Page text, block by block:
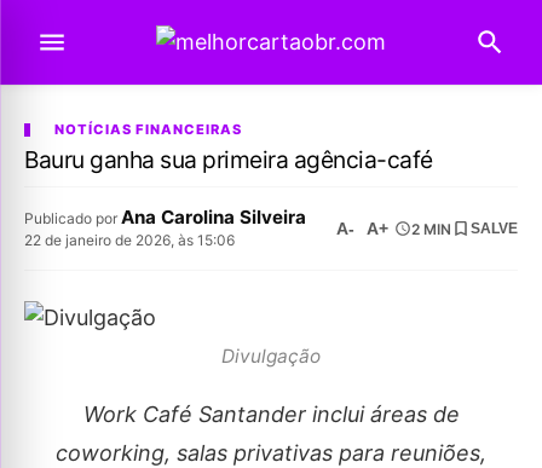
NOTÍCIAS FINANCEIRAS
Bauru ganha sua primeira agência-café
Publicado por Ana Carolina Silveira
22 de janeiro de 2026, às 15:06
A- A+ 2 MIN SALVE
Divulgação
Work Café Santander inclui áreas de
coworking, salas privativas para reuniões,